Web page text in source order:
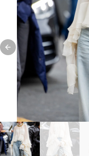
Previous slide